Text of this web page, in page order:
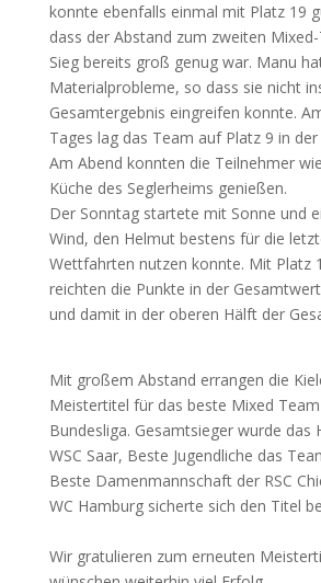
konnte ebenfalls einmal mit Platz 19
dass der Abstand zum zweiten
Sieg bereits groß genug war. Manu
Materialprobleme, so dass sie nicht
Gesamtergebnis eingreifen konnte.
Tages lag das Team auf Platz 9 in
Am Abend konnten die Teilnehmer
Küche des Seglerheims genießen.
Der Sonntag startete mit Sonne und
Wind, den Helmut bestens für die
Wettfahrten nutzen konnte. Mit Platz
reichten die Punkte in der
und damit in der oberen Hälft der
Mit großem Abstand errangen die
Meistertitel für das beste Mixed
Bundesliga. Gesamtsieger wurde das
WSC Saar, Beste Jugendliche das
Beste Damenmannschaft der RSC
WC Hamburg sicherte sich den Titel
Wir gratulieren zum erneuten